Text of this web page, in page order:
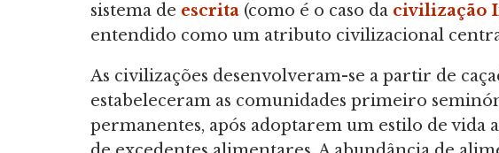
sistema de escrita (como é o caso da civilização
entendido como um atributo civilizacional
As civilizações desenvolveram-se a partir de
estabeleceram as comunidades primeiro
permanentes, após adoptarem um estilo de